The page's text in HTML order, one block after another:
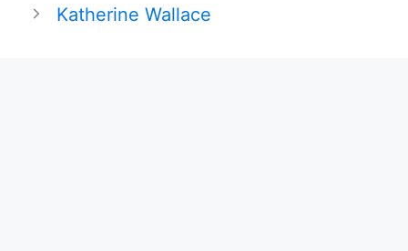
Katherine Wallace